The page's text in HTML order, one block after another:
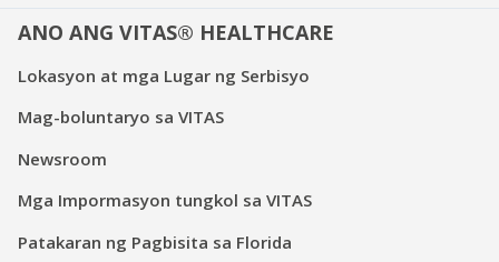
ANO ANG VITAS® HEALTHCARE
Lokasyon at mga Lugar ng Serbisyo
Mag-boluntaryo sa VITAS
Newsroom
Mga Impormasyon tungkol sa VITAS
Patakaran ng Pagbisita sa Florida